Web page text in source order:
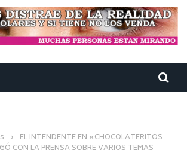
› EL INTENDENTE EN «CHOCOLATERITOS
CON LA PRENSA SOBRE VARIOS TEMAS